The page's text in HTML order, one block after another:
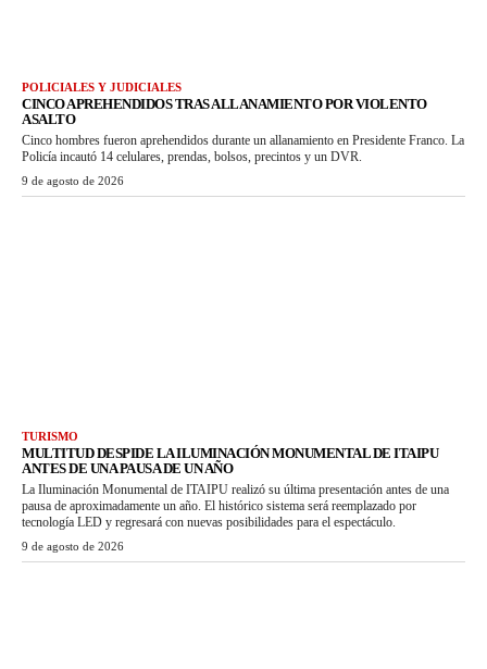
POLICIALES Y JUDICIALES
CINCO APREHENDIDOS TRAS ALLANAMIENTO POR VIOLENTO
ASALTO
Cinco hombres fueron aprehendidos durante un allanamiento en Presidente Franco. La
Policía incautó 14 celulares, prendas, bolsos, precintos y un DVR.
9 de agosto de 2026
TURISMO
MULTITUD DESPIDE LA ILUMINACIÓN MONUMENTAL DE ITAIPU
ANTES DE UNA PAUSA DE UN AÑO
La Iluminación Monumental de ITAIPU realizó su última presentación antes de una
pausa de aproximadamente un año. El histórico sistema será reemplazado por
tecnología LED y regresará con nuevas posibilidades para el espectáculo.
9 de agosto de 2026